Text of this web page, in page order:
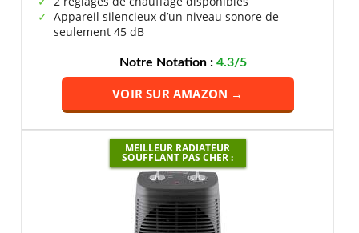
Appareil silencieux d’un niveau sonore de
seulement 45 dB
Notre Notation :4.3/5
VOIR SUR AMAZON →
MEILLEUR RADIATEUR
SOUFFLANT PAS CHER :